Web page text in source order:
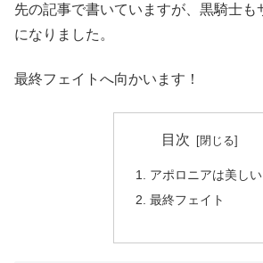
先の記事で書いていますが、黒騎士も
になりました。
最終フェイトへ向かいます！
目次
アポロニアは美しい
最終フェイト